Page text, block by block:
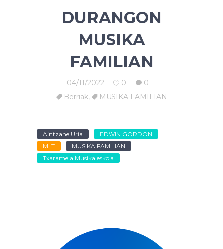
DURANGON
MUSIKA
FAMILIAN
04/11/2022 0
0
Berriak, MUSIKA FAMILIAN
Aintzane Uria
EDWIN GORDON
MLT
MUSIKA FAMILIAN
Txaramela Musika eskola